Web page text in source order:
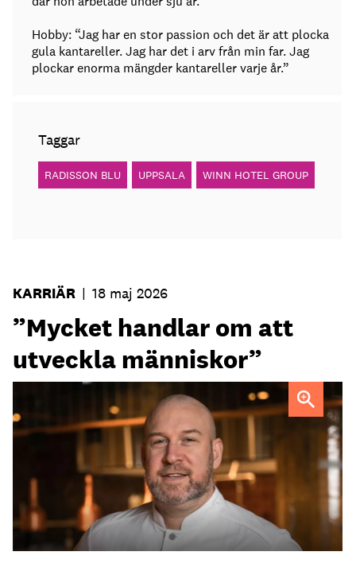
Hobby: “Jag har en stor passion och det är att plocka
gula kantareller. Jag har det i arv från min far. Jag
plockar enorma mängder kantareller varje år.”
Taggar
RADISSON BLU UPPSALA WINN HOTEL GROUP
KARRIÄR | 18 maj 2026
”Mycket handlar om att
utveckla människor”
FOTO: Carotte